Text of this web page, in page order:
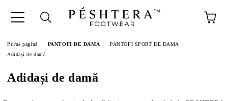
Prima pagină PANTOFI DE DAMA
PANTOFI SPORT DE DAMA
Adidași de damă
Adidași de damă